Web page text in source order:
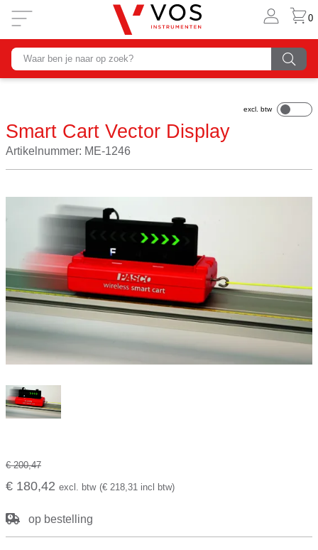
0
Smart Cart Vector Display
Artikelnummer: ME-1246
€ 200,47
€ 180,42 excl. btw (€ 218,31 incl btw)
op bestelling